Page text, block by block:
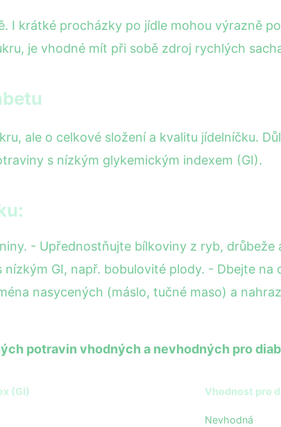
I krátké procházky po jídle mohou výrazně
je vhodné mít při sobě zdroj rychlých
ale o celkové složení a kvalitu jídelníčku.
s nízkým glykemickým indexem (GI).
- Upřednostňujte bílkoviny z ryb,
GI, např. bobulovité plody. - Dbejte
nasycených (máslo, tučné maso) a
potravin vhodných a nevhodných pro
(GI) Vhodnost pro
Nevhodná